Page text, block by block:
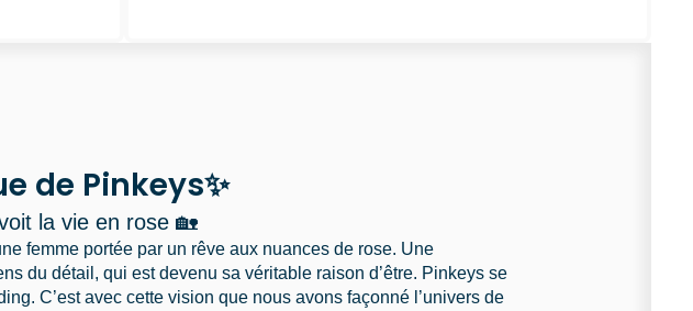
de Pinkeys✨
la vie en rose 🏡
femme portée par un rêve aux nuances de rose. Une
du détail, qui est devenu sa véritable raison d’être. Pinkeys se
C’est avec cette vision que nous avons façonné l’univers de